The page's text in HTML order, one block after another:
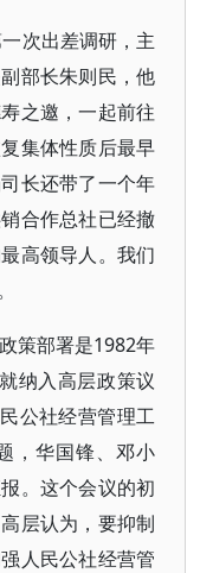
次出差调研，主
部长朱则民，他
之邀，一起前往
集体性质后最早
长还带了一个年
合作总社已经撤
高领导人。我们
策部署是1982年
纳入高层政策议
公社经营管理工
，华国锋、邓小
。这个会议的初
层认为，要抑制
人民公社经营管